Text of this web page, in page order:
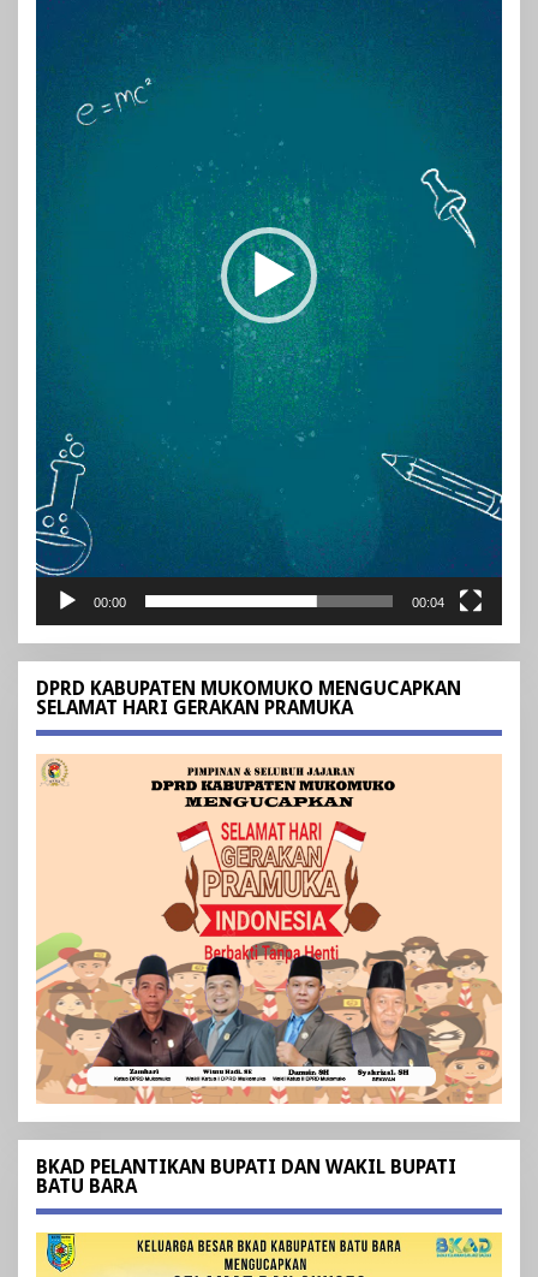
00:00 00:04
DPRD KABUPATEN MUKOMUKO MENGUCAPKAN
SELAMAT HARI GERAKAN PRAMUKA
BKAD PELANTIKAN BUPATI DAN WAKIL BUPATI
BATU BARA